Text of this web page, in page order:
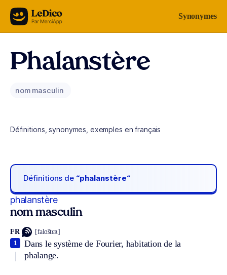
Aller au contenu Synonymes
Phalanstère
nom masculin
Définitions, synonymes, exemples en français
Définitions de “phalanstère“
phalanstère
nom masculin
FR [falɑ̃stɛʀ]
Dans le système de Fourier, habitation de la
phalange.
1